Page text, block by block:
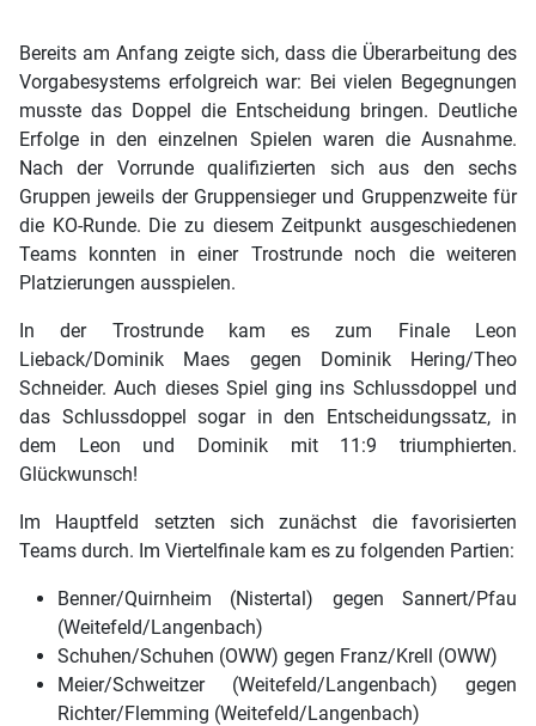
Bereits am Anfang zeigte sich, dass die Überarbeitung des
Vorgabesystems erfolgreich war: Bei vielen Begegnungen
musste das Doppel die Entscheidung bringen. Deutliche
Erfolge in den einzelnen Spielen waren die Ausnahme.
Nach der Vorrunde qualifizierten sich aus den sechs
Gruppen jeweils der Gruppensieger und Gruppenzweite für
die KO-Runde. Die zu diesem Zeitpunkt ausgeschiedenen
Teams konnten in einer Trostrunde noch die weiteren
Platzierungen ausspielen.
In der Trostrunde kam es zum Finale Leon
Lieback/Dominik Maes gegen Dominik Hering/Theo
Schneider. Auch dieses Spiel ging ins Schlussdoppel und
das Schlussdoppel sogar in den Entscheidungssatz, in
dem Leon und Dominik mit 11:9 triumphierten.
Glückwunsch!
Im Hauptfeld setzten sich zunächst die favorisierten
Teams durch. Im Viertelfinale kam es zu folgenden Partien:
Benner/Quirnheim (Nistertal) gegen Sannert/Pfau
(Weitefeld/Langenbach)
Schuhen/Schuhen (OWW) gegen Franz/Krell (OWW)
Meier/Schweitzer (Weitefeld/Langenbach) gegen
Richter/Flemming (Weitefeld/Langenbach)